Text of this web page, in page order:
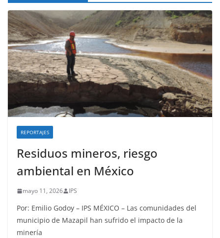
REPORTAJES
Residuos mineros, riesgo
ambiental en México
mayo 11, 2026 IPS
Por: Emilio Godoy – IPS MÉXICO – Las comunidades del
municipio de Mazapil han sufrido el impacto de la
minería